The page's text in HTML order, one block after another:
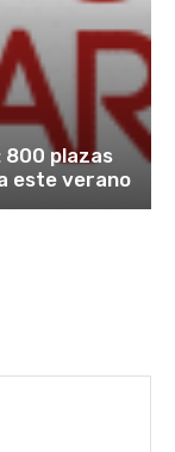
800 plazas
este verano